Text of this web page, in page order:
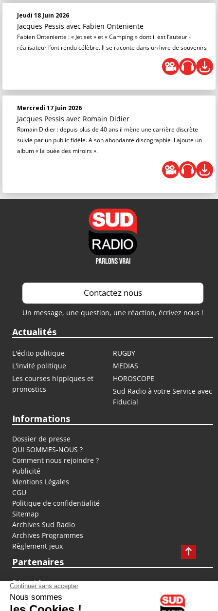
Jeudi 18 Juin 2026
Jacques Pessis avec Fabien Onteniente
Fabien Onteniente : « Jet set » et « Camping » dont il est l’auteur -
réalisateur l’ont rendu célèbre. Il se raconte dans un livre de souvenirs
Mercredi 17 Juin 2026
Jacques Pessis avec Romain Didier
Romain Didier : depuis plus de 40 ans il mène une carrière discrète
suivie par un public fidèle. A son abondante discographie il ajoute un
album « la buée des miroirs ».
Contactez nous
Un message, une question, une réaction, écrivez nous !
Actualités
L'édito politique
RUGBY
L'invité politique
MEDIAS
Les courses hippiques et
pronostics
HOROSCOPE
Sud Radio à votre Service avec
Fiducial
Informations
Dossier de presse
QUI SOMMES-NOUS ?
Comment nous rejoindre ?
Publicité
Mentions Légales
CGU
Politique de confidentialité
Sitemap
Archives Sud Radio
Archives Programmes
Règlement jeux
Partenaires
fiducial.fr
lyoncapitale.fr
olympique-et-lyonnais.com